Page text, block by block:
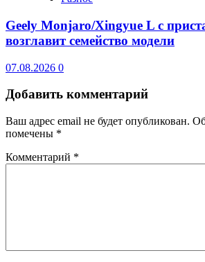
Geely Monjaro/Xingyue L с
возглавит семейство модели
07.08.2026 0
Добавить комментарий
Ваш адрес email не будет опубликован.
помечены *
Комментарий *